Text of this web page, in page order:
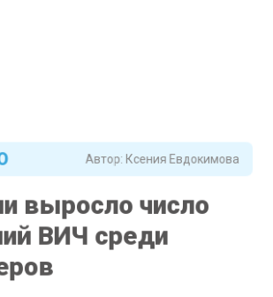
выросло число
ВИЧ среди